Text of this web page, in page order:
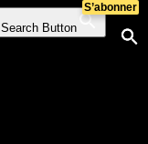
Search Button
S’abonner